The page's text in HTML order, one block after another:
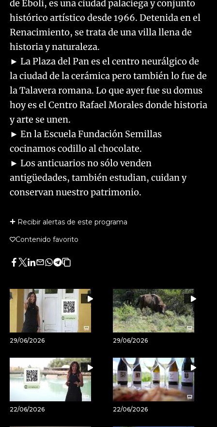
de Éboli, es una ciudad palaciega y conjunto
histórico artístico desde 1966. Detenida en el
Renacimiento, se trata de una villa llena de
historia y naturaleza.
► La Plaza del Pan es el centro neurálgico de
la ciudad de la cerámica pero también lo fue de
la Talavera romana. Lo que ayer fue su domus
hoy es el Centro Rafael Morales donde historia
y arte se unen.
► En la Escuela Fundación Semillas
cocinamos codillo al chocolate.
► Los anticuarios no sólo venden
antigüedades, también estudian, cuidan y
conservan nuestro patrimonio.
Recibir alertas de este programa
Contenido favorito
Facebook
Twitter
LinkedIn
Enviar
Whatsapp
Telegram
Copiar
artículo
29/06/2026 29/06/2026
22/06/2026 22/06/2026